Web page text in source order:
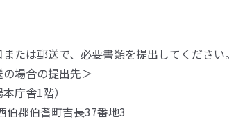
たは郵送で、必要書類を提出してください。
場合の提出先＞
庁舎1階）
郡伯耆町吉長37番地3